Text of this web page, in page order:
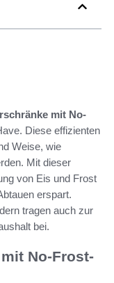
mit No-
Diese effizienten
Weise, wie
Mit dieser
von Eis und Frost
erspart.
tragen auch zur
bei.
No-Frost-